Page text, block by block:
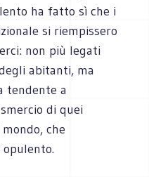
ha fatto sì che i
si riempissero
non più legati
abitanti, ma
tendente a
di quei
che